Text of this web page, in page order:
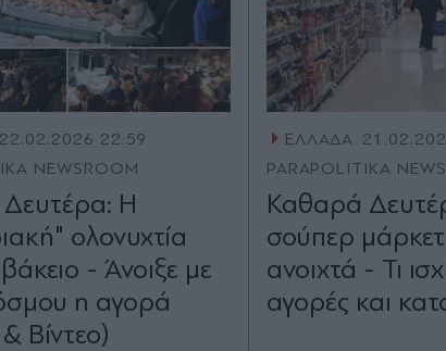
22.02.2026 22:59
NEWSROOM
H
ολονυχτία
- Άνοιξε με
η αγορά
Βίντεο)
ΕΛΛΑΔΑ
PARAPOLITIKA
Καθαρά
σούπερ μάρκετ
ανοιχτά - Τι
αγορές και